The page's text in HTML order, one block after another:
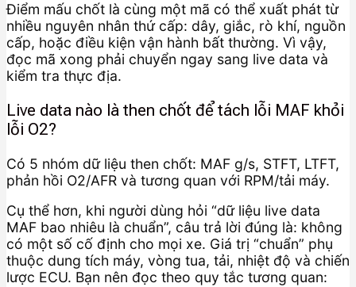
Điểm mấu chốt là cùng một mã có thể xuất phát từ
nhiều nguyên nhân thứ cấp: dây, giắc, rò khí, nguồn
cấp, hoặc điều kiện vận hành bất thường. Vì vậy,
đọc mã xong phải chuyển ngay sang live data và
kiểm tra thực địa.
Live data nào là then chốt để tách lỗi MAF khỏi
lỗi O2?
Có 5 nhóm dữ liệu then chốt: MAF g/s, STFT, LTFT,
phản hồi O2/AFR và tương quan với RPM/tải máy.
Cụ thể hơn, khi người dùng hỏi “dữ liệu live data
MAF bao nhiêu là chuẩn”, câu trả lời đúng là: không
có một số cố định cho mọi xe. Giá trị “chuẩn” phụ
thuộc dung tích máy, vòng tua, tải, nhiệt độ và chiến
lược ECU. Bạn nên đọc theo quy tắc tương quan: